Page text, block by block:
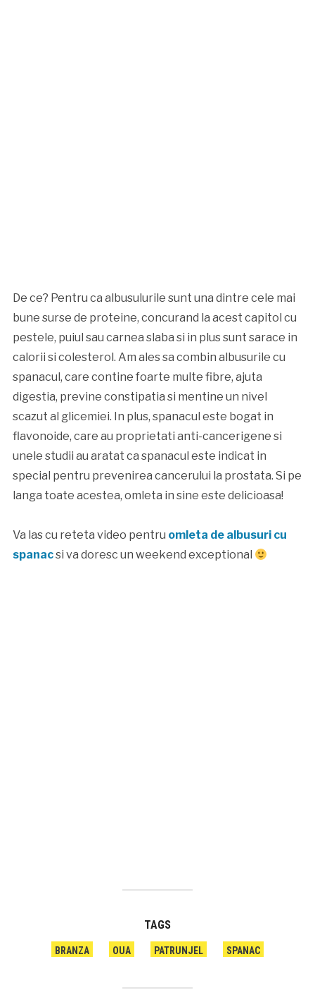
De ce? Pentru ca albusulurile sunt una dintre cele mai
bune surse de proteine, concurand la acest capitol cu
pestele, puiul sau carnea slaba si in plus sunt sarace in
calorii si colesterol. Am ales sa combin albusurile cu
spanacul, care contine foarte multe fibre, ajuta
digestia, previne constipatia si mentine un nivel
scazut al glicemiei. In plus, spanacul este bogat in
flavonoide, care au proprietati anti-cancerigene si
unele studii au aratat ca spanacul este indicat in
special pentru prevenirea cancerului la prostata. Si pe
langa toate acestea, omleta in sine este delicioasa!
Va las cu reteta video pentru omleta de albusuri cu
spanacsi va doresc un weekend exceptional
TAGS
BRANZA OUA PATRUNJEL SPANAC